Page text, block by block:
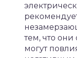
тем, что
могут